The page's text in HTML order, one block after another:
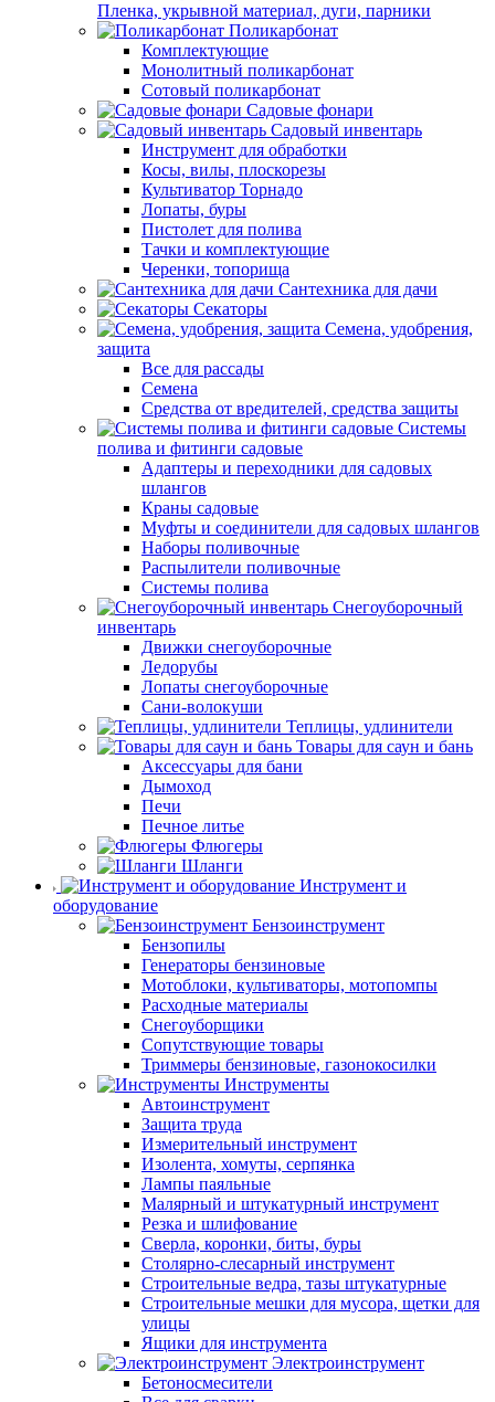
Пленка, укрывной материал, дуги, парники
Поликарбонат
Комплектующие
Монолитный поликарбонат
Сотовый поликарбонат
Садовые фонари
Садовый инвентарь
Инструмент для обработки
Косы, вилы, плоскорезы
Культиватор Торнадо
Лопаты, буры
Пистолет для полива
Тачки и комплектующие
Черенки, топорища
Сантехника для дачи
Секаторы
Семена, удобрения,
защита
Все для рассады
Семена
Средства от вредителей, средства защиты
Системы
полива и фитинги садовые
Адаптеры и переходники для садовых
шлангов
Краны садовые
Муфты и соединители для садовых шлангов
Наборы поливочные
Распылители поливочные
Системы полива
Снегоуборочный
инвентарь
Движки снегоуборочные
Ледорубы
Лопаты снегоуборочные
Сани-волокуши
Теплицы, удлинители
Товары для саун и бань
Аксессуары для бани
Дымоход
Печи
Печное литье
Флюгеры
Шланги
Инструмент и
оборудование
Бензоинструмент
Бензопилы
Генераторы бензиновые
Мотоблоки, культиваторы, мотопомпы
Расходные материалы
Снегоуборщики
Сопутствующие товары
Триммеры бензиновые, газонокосилки
Инструменты
Автоинструмент
Защита труда
Измерительный инструмент
Изолента, хомуты, серпянка
Лампы паяльные
Малярный и штукатурный инструмент
Резка и шлифование
Сверла, коронки, биты, буры
Столярно-слесарный инструмент
Строительные ведра, тазы штукатурные
Строительные мешки для мусора, щетки для
улицы
Ящики для инструмента
Электроинструмент
Бетоносмесители